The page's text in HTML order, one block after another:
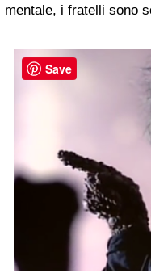
mentale, i fratelli sono
Save